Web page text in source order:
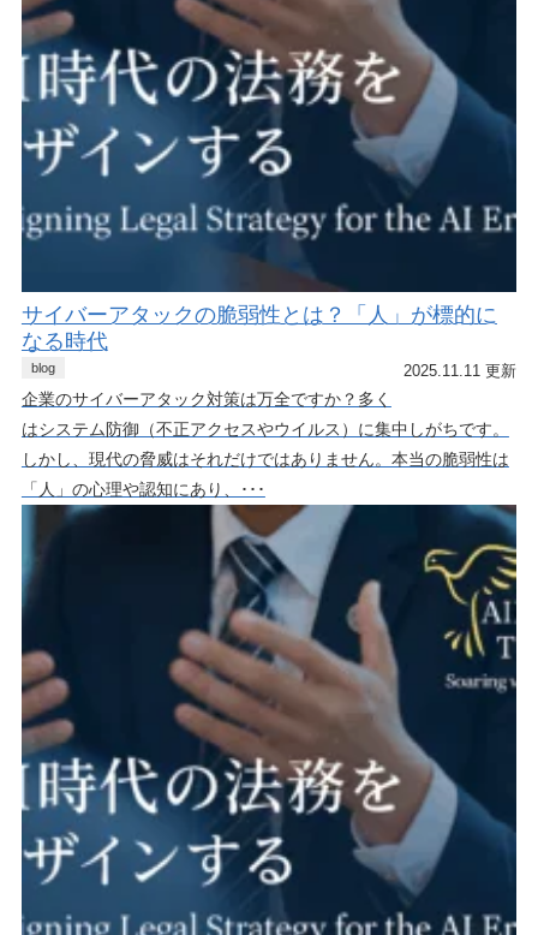
サイバーアタックの脆弱性とは？「人」が標的に
なる時代
blog 2025.11.11 更新
企業のサイバーアタック対策は万全ですか？多く
はシステム防御（不正アクセスやウイルス）に集中しがちです。
しかし、現代の脅威はそれだけではありません。本当の脆弱性は
「人」の心理や認知にあり、･･･